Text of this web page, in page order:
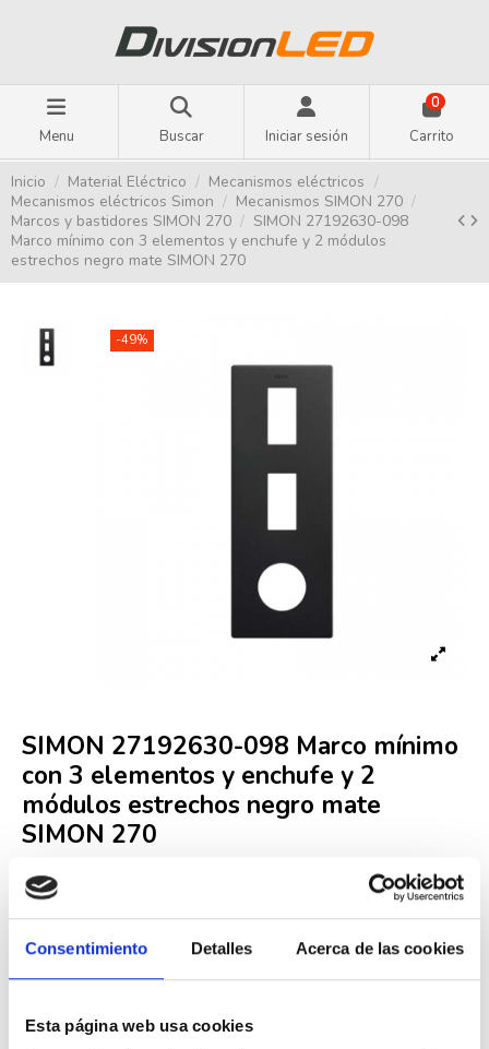
Consentimiento Detalles Acerca de las cookies
Esta página web usa cookies
Menu Buscar Iniciar sesión
0
Carrito
Inicio Material Eléctrico
Mecanismos eléctricos
Mecanismos eléctricos Simon
Mecanismos SIMON 270
Marcos y bastidores SIMON 270
SIMON 27192630-098
Marco mínimo con 3 elementos y enchufe y 2 módulos
estrechos negro mate SIMON 270
-49%
SIMON 27192630-098 Marco mínimo
con 3 elementos y enchufe y 2
módulos estrechos negro mate
SIMON 270
ReferenciaSIM000010657
Iva incluido